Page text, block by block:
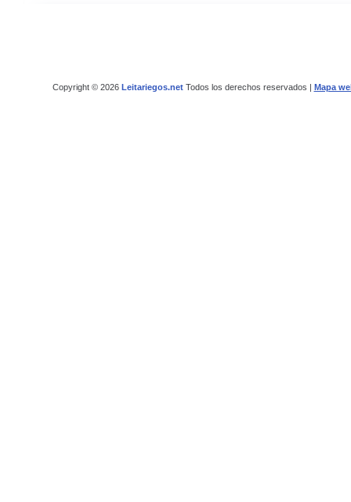
Copyright © 2026 Leitariegos.netTodos los derechos reservados | Mapa